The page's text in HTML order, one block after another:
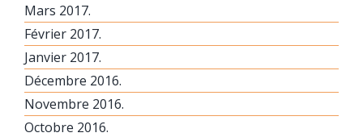
Mars 2017.
Février 2017.
Janvier 2017.
Décembre 2016.
Novembre 2016.
Octobre 2016.